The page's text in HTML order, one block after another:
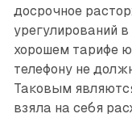
досрочное
урегулирований
хорошем тарифе
телефону не
Таковым
взяла на себя